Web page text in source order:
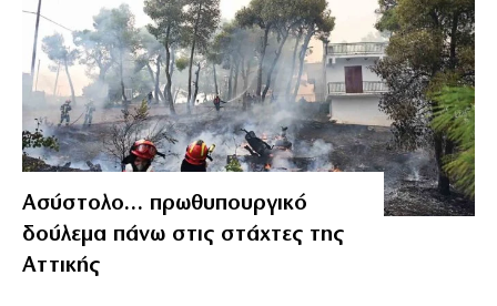
Ασύστολο… πρωθυπουργικό
δούλεμα πάνω στις στάχτες της
Αττικής